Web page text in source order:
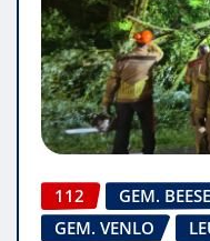
112 GEM.
GEM. VENLO